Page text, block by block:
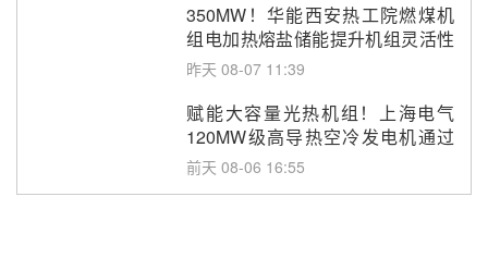
350MW！华能西安热工院燃煤机
组电加热熔盐储能提升机组灵活性
改造项目初步设计第三方评审服务
采购
昨天 08-07 11:39
赋能大容量光热机组！上海电气
120MW级高导热空冷发电机通过
型式试验
前天 08-06 16:55